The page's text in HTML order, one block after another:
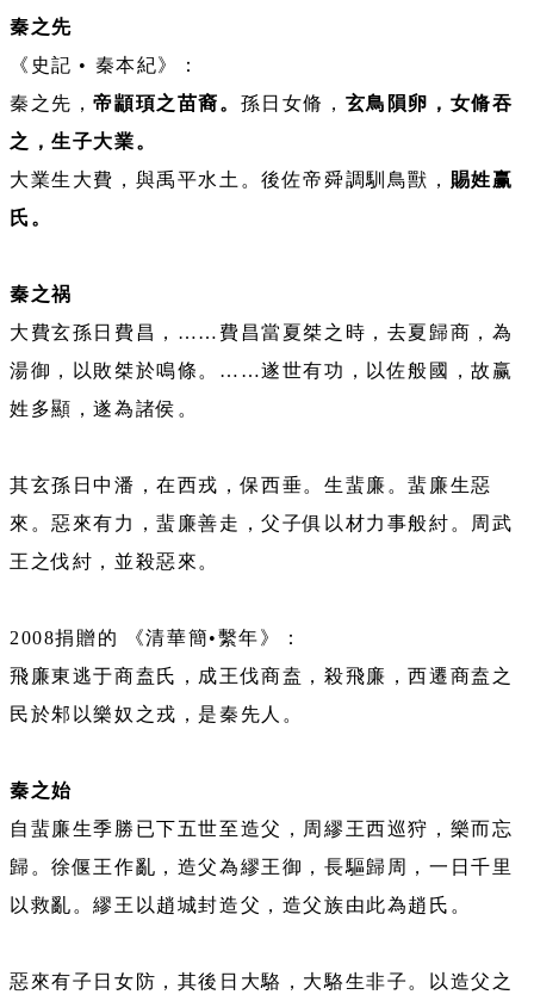
秦之先
《史記 • 秦本紀》：
秦之先，帝顓頊之苗裔。 孫日女脩， 玄鳥隕卵，女脩吞
之，生子大業。
大業生大費，與禹平水土。後佐帝舜調馴鳥獸， 賜姓赢
氏。
秦之祸
大費玄孫日費昌，……費昌當夏桀之時，去夏歸商，為
湯御，以敗桀於鳴條。……遂世有功，以佐般國，故赢
姓多顯，遂為諸侯。
其玄孫日中潘，在西戎，保西垂。生蜚廉。蜚廉生惡
來。惡來有力，蜚廉善走，父子俱以材力事般紂。周武
王之伐紂，並殺惡來。
2008捐贈的 《清華簡•繫年》：
飛廉東逃于商盍氏，成王伐商盍，殺飛廉，西遷商盍之
民於邾以樂奴之戎，是秦先人。
秦之始
自蜚廉生季勝已下五世至造父，周繆王西巡狩，樂而忘
歸。徐偃王作亂，造父為繆王御，長驅歸周，一日千里
以救亂。繆王以趙城封造父，造父族由此為趙氏。
惡來有子日女防，其後日大駱，大駱生非子。以造父之